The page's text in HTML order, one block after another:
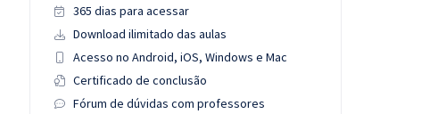
365 dias para acessar
Download ilimitado das aulas
Acesso no Android, iOS, Windows e Mac
Certificado de conclusão
Fórum de dúvidas com professores